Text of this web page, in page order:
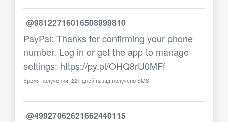
@98122716016508999810
PayPal: Thanks for confirming your phone
number. Log in or get the app to manage
settings: https://py.pl/OHQ8rU0MFf
Время получения: 221 дней назад получено SMS
@49927062621662440115